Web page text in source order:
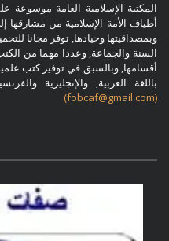
المكتبة الإسلامية العامة موسوعة
أطياف الأمة الإسلامية من مشارقها
وبمصداقيتها وحيادها, توفر مجانا
السنة والجماعة, وعددا مهما من الكتب
أقسامها, وبالسبق في توفير كتب
باللغة العربية, والإنجليزية
(fobcaf@gmail.com)